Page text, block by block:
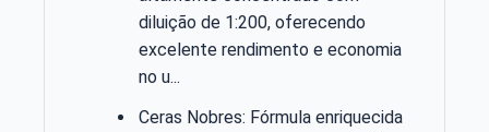
diluição de 1:200, oferecendo
excelente rendimento e economia
no u...
Ceras Nobres: Fórmula enriquecida